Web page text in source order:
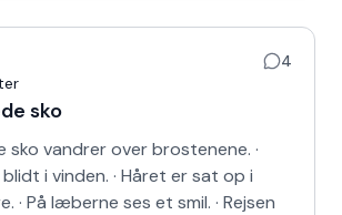
4
sko
sko vandrer over brostenene. ·
i vinden. · Håret er sat op i
· På læberne ses et smil. · Rejsen